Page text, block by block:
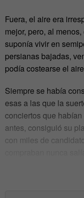
Fuera, el aire era
mejor, pero, al
suponía vivir en
persianas bajadas,
podía costearse el
Siempre se había
esas a las que la
conciertos que
antes, consiguió su
con miles de